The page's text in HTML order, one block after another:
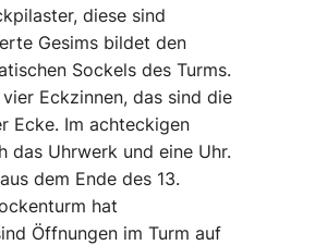
diese sind
Gesims bildet den
Sockels des Turms.
Eckzinnen, das sind die
Ecke. Im achteckigen
das Uhrwerk und eine Uhr.
dem Ende des 13.
hat
Öffnungen im Turm auf